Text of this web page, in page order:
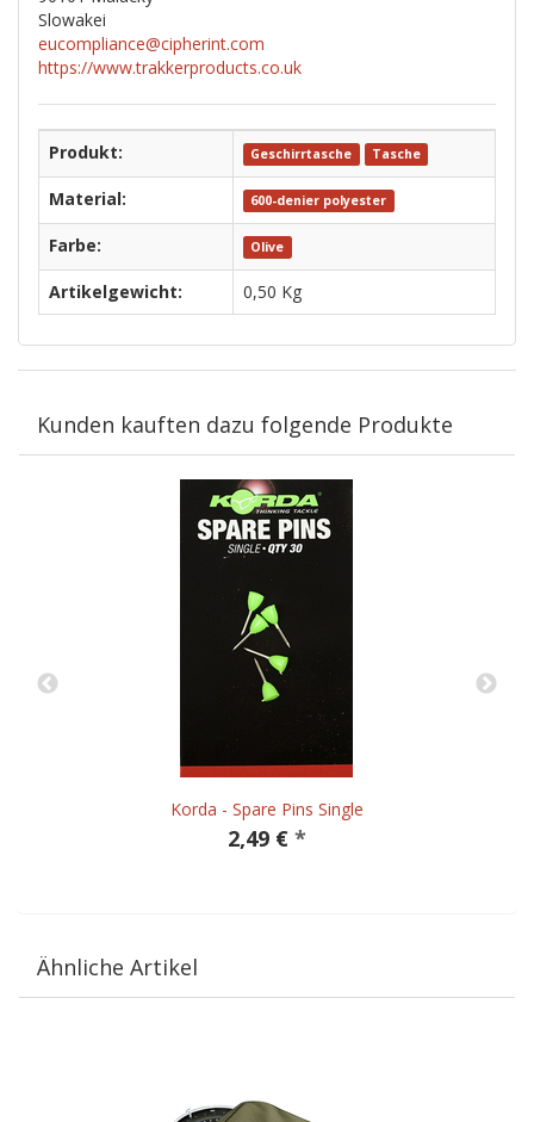
Slowakei
eucompliance@cipherint.com
https://www.trakkerproducts.co.uk
Produkt: Geschirrtasche Tasche
Material: 600-denier polyester
Farbe: Olive
Artikelgewicht: 0,50 Kg
Kunden kauften dazu folgende Produkte
Korda - Spare Pins Single
2,49 € *
Ähnliche Artikel